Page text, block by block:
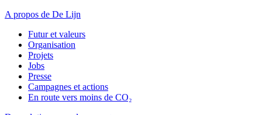
A propos de De Lijn
Futur et valeurs
Organisation
Projets
Jobs
Presse
Campagnes et actions
En route vers moins de CO₂